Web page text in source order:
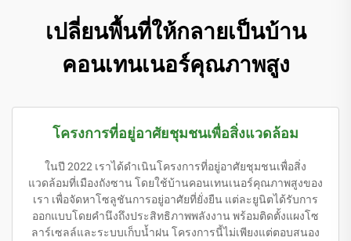
เปลี่ยนพื้นที่ให้กลายเป็นบ้าน
คอนเทนเนอร์คุณภาพสูง
โครงการที่อยู่อาศัยชุมชนเพื่อสิ่งแวดล้อม
ในปี 2022 เราได้ดำเนินโครงการที่อยู่อาศัยชุมชนเพื่อสิ่ง
แวดล้อมที่เมืองถังซาน โดยใช้บ้านคอนเทนเนอร์คุณภาพสูงของ
เรา เพื่อจัดหาโซลูชันการอยู่อาศัยที่ยั่งยืน แต่ละยูนิตได้รับการ
ออกแบบโดยคำนึงถึงประสิทธิภาพพลังงาน พร้อมติดตั้งแผงโซ
ลาร์เซลล์และระบบเก็บน้ำฝน โครงการนี้ไม่เพียงแต่ตอบสนอง